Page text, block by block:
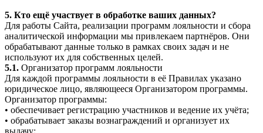
5. Кто ещё участвует в обработке ваших данных?
Для работы Сайта, реализации программ лояльности и сбора
аналитической информации мы привлекаем партнёров. Они
обрабатывают данные только в рамках своих задач и не
используют их для собственных целей.
5.1. Организатор программ лояльности
Для каждой программы лояльности в её Правилах указано
юридическое лицо, являющееся Организатором программы.
Организатор программы:
• обеспечивает регистрацию участников и ведение их учёта;
• обрабатывает заказы вознаграждений и организует их
выдачу;